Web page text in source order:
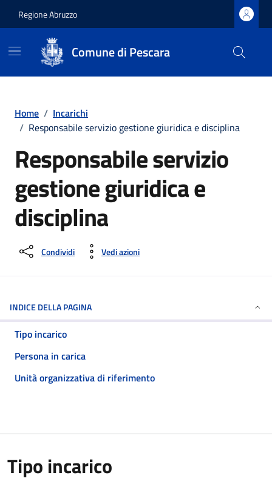
Regione Abruzzo
Comune di Pescara
Home / Incarichi
/ Responsabile servizio gestione giuridica e disciplina
Responsabile servizio
gestione giuridica e
disciplina
Condividi Vedi azioni
INDICE DELLA PAGINA
Tipo incarico
Persona in carica
Unità organizzativa di riferimento
Tipo incarico